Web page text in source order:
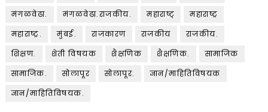
मंगळवेढा.
मंगळवेढा.राजकीय. महाराष्ट्
महाराष्ट्र
महाराष्ट्र.
मुंबई. राजकारण राजकीय
राजकीय.
शिक्षण.
शेती विषयक शैक्षणिक शैक्षणिक.
सामाजिक
सामाजिक.
सोलापूर सोलापूर.
ज्ञान/माहितिविषयक
ज्ञान/माहितिविषयक.